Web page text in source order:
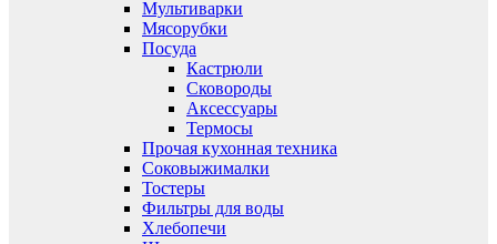
Мультиварки
Мясорубки
Посуда
Кастрюли
Сковороды
Аксессуары
Термосы
Прочая кухонная техника
Соковыжималки
Тостеры
Фильтры для воды
Хлебопечи